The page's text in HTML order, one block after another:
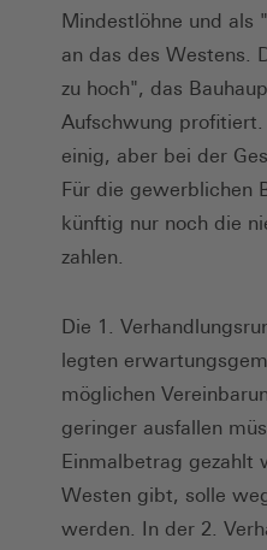
Mindestlöhne und als
an das des Westens.
zu hoch", das
Aufschwung
einig, aber bei der
Für die gewerblichen
künftig nur noch die
zahlen.
Die 1.
legten
möglichen
geringer ausfallen
Einmalbetrag gezahlt
Westen gibt, solle
werden. In der 2.